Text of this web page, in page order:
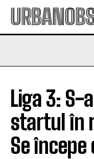
Liga 3: S-
startul în
Se începe